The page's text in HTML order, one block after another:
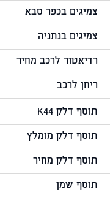
צמיגים בכפר סבא
צמיגים בנתניה
רדיאטור לרכב מחיר
ריחן לרכב
תוסף דלק K44
תוסף דלק מומלץ
תוסף דלק מחיר
תוסף שמן